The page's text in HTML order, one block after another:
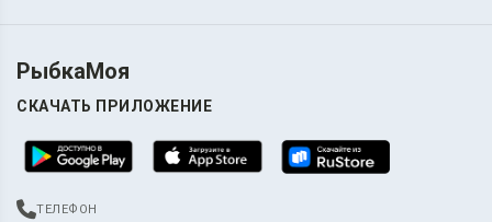
РыбкаМоя
СКАЧАТЬ ПРИЛОЖЕНИЕ
ТЕЛЕФОН